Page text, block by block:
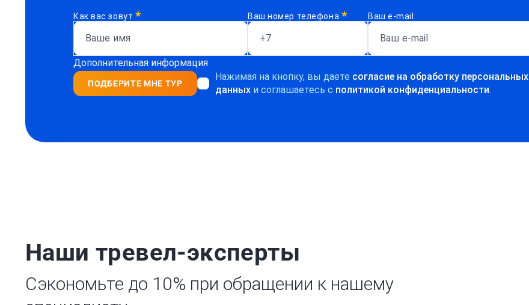
Как вас зовут * Ваш номер телефона * Ваш e-mail
Дополнительная информация
ПОДБЕРИТЕ МНЕ ТУР
Нажимая на кнопку, вы даете согласие на обработку персональных
данныхи соглашаетесь c политикой конфиденциальности.
Наши тревел-эксперты
Сэкономьте до 10% при обращении к нашему